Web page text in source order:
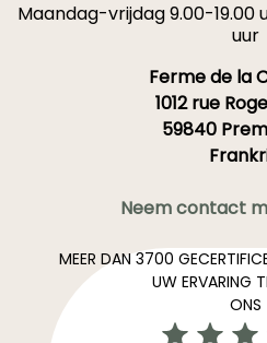
Maandag-vrijdag 9.00-19.00
uur
Ferme de la
1012 rue
59840
Neem contact
MEER DAN 3700
UW ERVARING
ONS